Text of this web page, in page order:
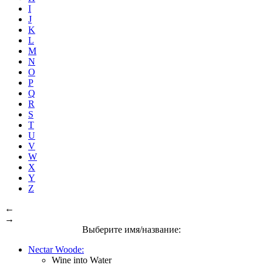
I
J
K
L
M
N
O
P
Q
R
S
T
U
V
W
X
Y
Z
←
→
Выберите имя/название:
Nectar Woode:
Wine into Water